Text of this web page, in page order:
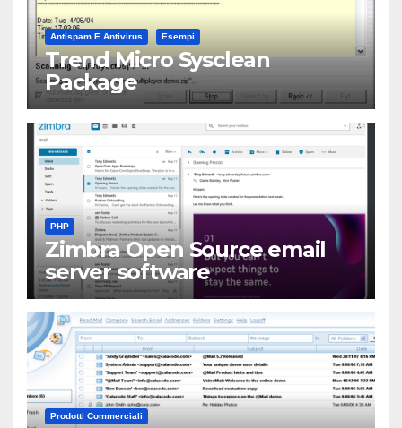
Antispam E Antivirus Esempi
Trend Micro Sysclean
Package
PHP
Zimbra Open Source email
server software
Prodotti Commerciali